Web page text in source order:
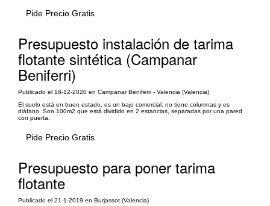
Pide Precio Gratis
Presupuesto instalación de tarima
flotante sintética (Campanar
Beniferri)
Publicado el 18-12-2020 en Campanar Beniferri - Valencia (Valencia)
El suelo está en buen estado, es un bajo comercial, no tiene columnas y es
diáfano. Son 100m2 que está dividido en 2 estancias, separadas por una pared
con puerta.
Pide Precio Gratis
Presupuesto para poner tarima
flotante
Publicado el 21-1-2019 en Burjassot (Valencia)